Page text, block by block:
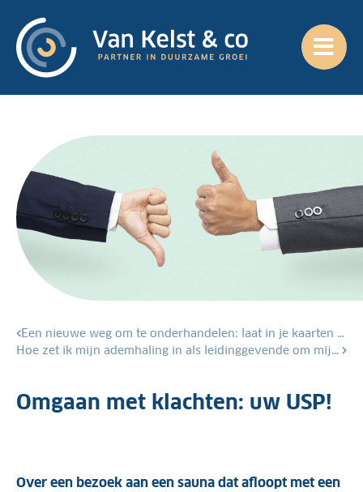
Een nieuwe weg om te onderhandelen: laat in je kaarten kijken!
Hoe zet ik mijn ademhaling in als leidinggevende om mijn positieve impact te vergroten?
Omgaan met klachten: uw USP!
Over een bezoek aan een sauna dat afloopt met een